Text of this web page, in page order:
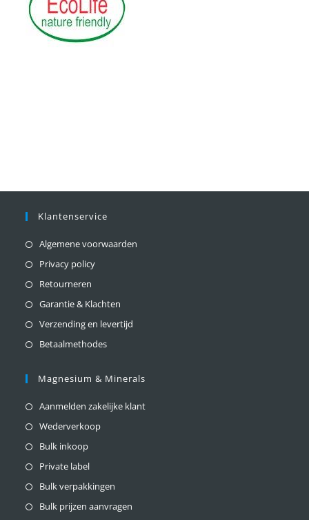
Klantenservice
Algemene voorwaarden
Privacy policy
Retourneren
Garantie & Klachten
Verzending en levertijd
Betaalmethodes
Magnesium & Minerals
Aanmelden zakelijke klant
Wederverkoop
Bulk inkoop
Private label
Bulk verpakkingen
Bulk prijzen aanvragen